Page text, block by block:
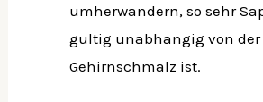
umherwandern, so sehr
gultig unabhangig von der
Gehirnschmalz ist.